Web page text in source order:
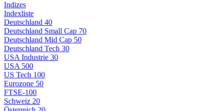
Indizes
Indexliste
Deutschland 40
Deutschland Small Cap 70
Deutschland Mid Cap 50
Deutschland Tech 30
USA Industrie 30
USA 500
US Tech 100
Eurozone 50
FTSE-100
Schweiz 20